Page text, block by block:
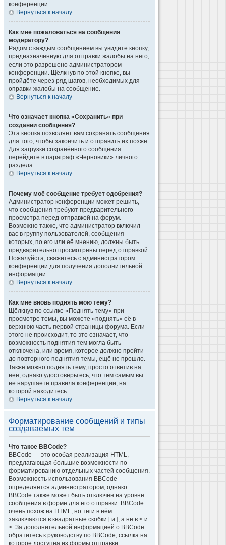
конференции.
Вернуться к началу
Как мне пожаловаться на сообщения
модератору?
Рядом с каждым сообщением вы увидите кнопку,
предназначенную для отправки жалобы на него,
если это разрешено администратором
конференции. Щёлкнув по этой кнопке, вы
пройдёте через ряд шагов, необходимых для
оправки жалобы на сообщение.
Вернуться к началу
Что означает кнопка «Сохранить» при
создании сообщения?
Эта кнопка позволяет вам сохранять сообщения
для того, чтобы закончить и отправить их позже.
Для загрузки сохранённого сообщения
перейдите в параграф «Черновики» личного
раздела.
Вернуться к началу
Почему моё сообщение требует одобрения?
Администратор конференции может решить,
что сообщения требуют предварительного
просмотра перед отправкой на форум.
Возможно также, что администратор включил
вас в группу пользователей, сообщения
которых, по его или её мнению, должны быть
предварительно просмотрены перед отправкой.
Пожалуйста, свяжитесь с администратором
конференции для получения дополнительной
информации.
Вернуться к началу
Как мне вновь поднять мою тему?
Щёлкнув по ссылке «Поднять тему» при
просмотре темы, вы можете «поднять» её в
верхнюю часть первой страницы форума. Если
этого не происходит, то это означает, что
возможность поднятия тем могла быть
отключена, или время, которое должно пройти
до повторного поднятия темы, ещё не прошло.
Также можно поднять тему, просто ответив на
неё, однако удостоверьтесь, что тем самым вы
не нарушаете правила конференции, на
которой находитесь.
Вернуться к началу
Форматирование сообщений и типы
создаваемых тем
Что такое BBCode?
BBCode — это особая реализация HTML,
предлагающая большие возможности по
форматированию отдельных частей сообщения.
Возможность использования BBCode
определяется администратором, однако
BBCode также может быть отключён на уровне
сообщения в форме для его отправки. BBCode
очень похож на HTML, но теги в нём
заключаются в квадратные скобки [ и ], а не в < и
>. За дополнительной информацией о BBCode
обратитесь к руководству по BBCode, ссылка на
которое доступна из формы отправки